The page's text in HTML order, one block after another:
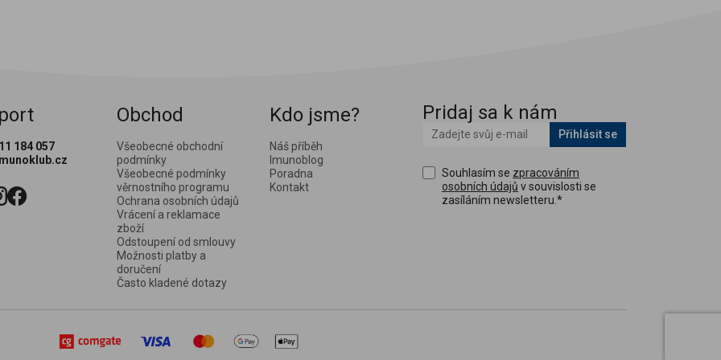
184 057
nás:
facebook
Obchod
Všeobecné obchodní
podmínky
Všeobecné podmínky
věrnostního programu
Ochrana osobních údajů
Vrácení a reklamace
zboží
Odstoupení od smlouvy
Možnosti platby a
doručení
Často kladené dotazy
Kdo jsme?
Náš příběh
Imunoblog
Poradna
Kontakt
Pridaj sa k nám
Přihlásit se
Souhlasím se zpracováním
osobních údajů v souvislosti se
zasíláním newsletteru.*